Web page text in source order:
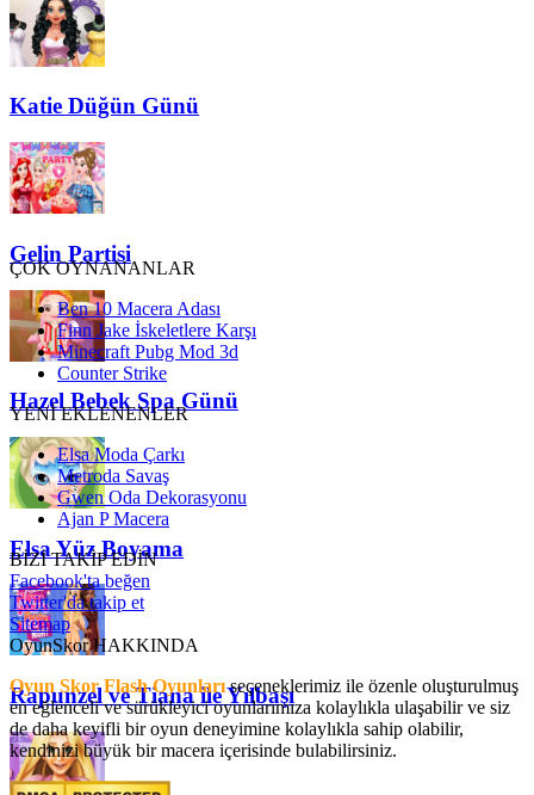
Katie Düğün Günü
Gelin Partisi
Hazel Bebek Spa Günü
Elsa Yüz Boyama
Rapunzel ve Tiana ile Yılbaşı
ÇOK OYNANANLAR
Ben 10 Macera Adası
Finn Jake İskeletlere Karşı
Minecraft Pubg Mod 3d
Counter Strike
YENİ EKLENENLER
Elsa Moda Çarkı
Metroda Savaş
Gwen Oda Dekorasyonu
Ajan P Macera
BİZİ TAKİP EDİN
Facebook'ta beğen
Twitter'da takip et
Sitemap
OyunSkor HAKKINDA
Oyun Skor Flash Oyunlarıseçeneklerimiz ile özenle oluşturulmuş
en eğlenceli ve sürükleyici oyunlarımıza kolaylıkla ulaşabilir ve siz
de daha keyifli bir oyun deneyimine kolaylıkla sahip olabilir,
kendinizi büyük bir macera içerisinde bulabilirsiniz.